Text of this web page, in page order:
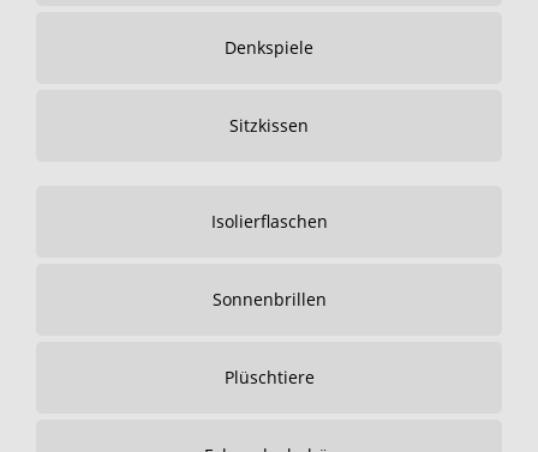
Denkspiele
Sitzkissen
Isolierflaschen
Sonnenbrillen
Plüschtiere